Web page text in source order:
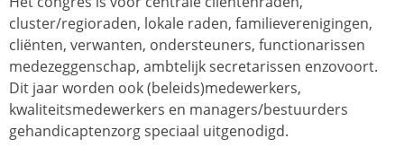
cluster/regioraden, lokale raden, familieverenigingen,
cliënten, verwanten, ondersteuners, functionarissen
medezeggenschap, ambtelijk secretarissen enzovoort.
Dit jaar worden ook (beleids)medewerkers,
kwaliteitsmedewerkers en managers/bestuurders
gehandicaptenzorg speciaal uitgenodigd.